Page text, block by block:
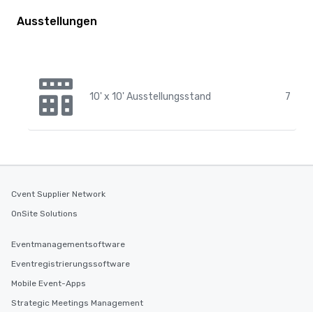
Ausstellungen
10' x 10' Ausstellungsstand 7
Cvent Supplier Network
OnSite Solutions
Eventmanagementsoftware
Eventregistrierungssoftware
Mobile Event-Apps
Strategic Meetings Management